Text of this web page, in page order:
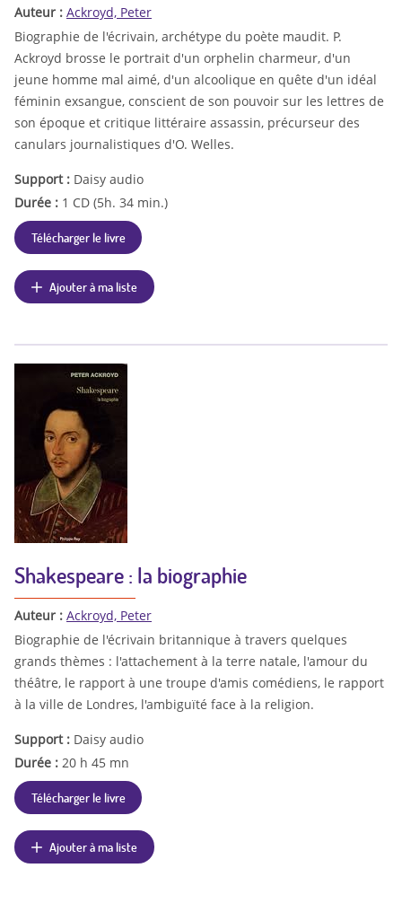
Auteur : Ackroyd, Peter
Biographie de l'écrivain, archétype du poète maudit. P.
Ackroyd brosse le portrait d'un orphelin charmeur, d'un
jeune homme mal aimé, d'un alcoolique en quête d'un idéal
féminin exsangue, conscient de son pouvoir sur les lettres de
son époque et critique littéraire assassin, précurseur des
canulars journalistiques d'O. Welles.
Support : Daisy audio
Durée : 1 CD (5h. 34 min.)
Télécharger le livre
Ajouter à ma liste
Shakespeare : la biographie
Auteur : Ackroyd, Peter
Biographie de l'écrivain britannique à travers quelques
grands thèmes : l'attachement à la terre natale, l'amour du
théâtre, le rapport à une troupe d'amis comédiens, le rapport
à la ville de Londres, l'ambiguïté face à la religion.
Support : Daisy audio
Durée : 20 h 45 mn
Télécharger le livre
Ajouter à ma liste